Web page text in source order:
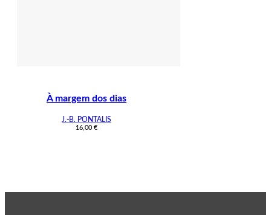
À margem dos dias
J.-B. PONTALIS
16,00 €